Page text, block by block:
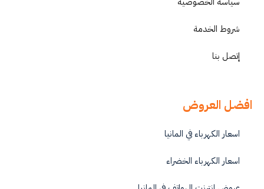
شروط الخدمة
إتصل بنا
افضل العروض
اسعار الكهرباء في المانيا
اسعار الكهرباء الخضراء